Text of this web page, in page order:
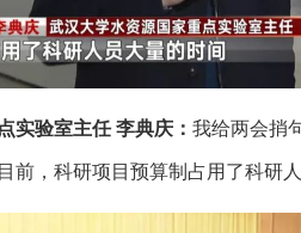
实验室主任 李典庆： 我给两会捎
前，科研项目预算制占用了科研